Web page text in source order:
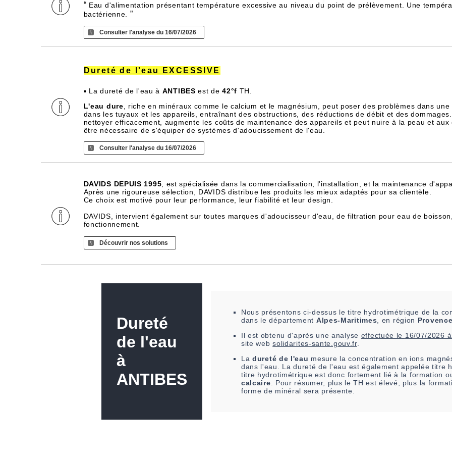
“ Eau d'alimentation présentant température excessive au niveau du point de prélèvement. Une
bactérienne. ”
Consulter l'analyse du 16/07/2026
Dureté de l'eau EXCESSIVE
▪ La dureté de l'eau à ANTIBES est de42°f TH.
L'eau dure , riche en minéraux comme le calcium et le magnésium, peut poser des problèmes dans
dans les tuyaux et les appareils, entraînant des obstructions, des réductions de débit et des
nettoyer efficacement, augmente les coûts de maintenance des appareils et peut nuire à la peau et
être nécessaire de s'équiper de systèmes d'adoucissement de l'eau.
Consulter l'analyse du 16/07/2026
DAVIDS DEPUIS 1995 , est spécialisée dans la commercialisation, l'installation, et la maintenance
Après une rigoureuse sélection, DAVIDS distribue les produits les mieux adaptés pour sa clientèle.
Ce choix est motivé pour leur performance, leur fiabilité et leur design.
DAVIDS, intervient également sur toutes marques d'adoucisseur d'eau, de filtration pour eau de
fonctionnement.
Découvrir nos solutions
Dureté
de l'eau
à
ANTIBES
Nous présentons ci-dessus le titre hydrotimétrique de la
dans le département Alpes-Maritimes, en région
Il est obtenu d'après une analyse effectuée le 16/07/2026
site websolidarites-sante.gouv.fr.
La dureté de l'eau mesure la concentration en ions
dans l'eau. La dureté de l'eau est également appelée titre
titre hydrotimétrique est donc fortement lié à la formation
calcaire. Pour résumer, plus le TH est élevé, plus la
forme de minéral sera présente.